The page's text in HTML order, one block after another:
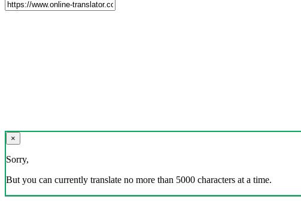
×
Sorry,
But you can currently translate no more than 5000 characters at a time.